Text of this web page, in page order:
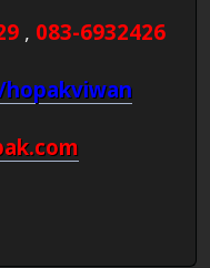
, 083-6932426